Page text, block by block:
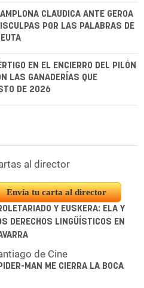
CLAUDICA ANTE GEROA
POR LAS PALABRAS DE
EN EL ENCIERRO DEL PILÓN
LAS GANADERÍAS QUE
DE 2026
al director
Envía tu carta al director
Y EUSKERA: ELA Y
DERECHOS LINGÜÍSTICOS EN
de Cine
MAN ME CIERRA LA BOCA